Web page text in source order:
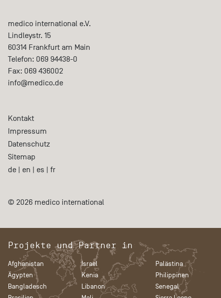
medico international e.V.
Lindleystr. 15
60314 Frankfurt am Main
Telefon: 069 94438-0
Fax: 069 436002
info@medico.de
Kontakt
Impressum
Datenschutz
Sitemap
de | en | es | fr
© 2026 medico international
Projekte und Partner in
Afghanistan
Ägypten
Bangladesch
Israel
Kenia
Libanon
Palästina
Philippinen
Senegal